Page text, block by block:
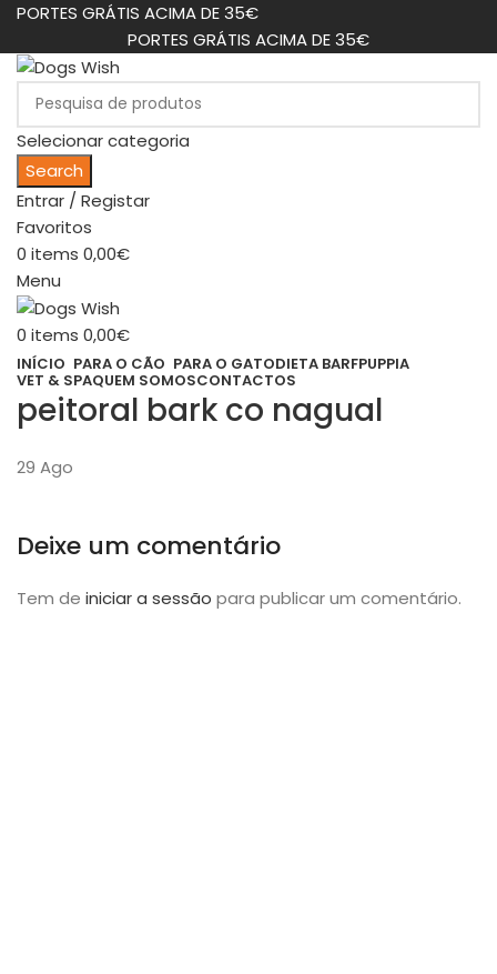
PORTES GRÁTIS ACIMA DE 35€
PORTES GRÁTIS ACIMA DE 35€
Selecionar categoria
Search
Entrar / Registar
Favoritos
0 items 0,00€
Menu
0 items 0,00€
INÍCIO PARA O CÃO PARA O GATODIETA BARFPUPPIA
VET & SPAQUEM SOMOSCONTACTOS
peitoral bark co nagual
29 Ago
Deixe um comentário
Tem de iniciar a sessão para publicar um comentário.